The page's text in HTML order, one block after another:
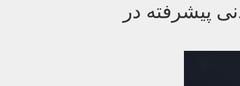
پیشرفته در